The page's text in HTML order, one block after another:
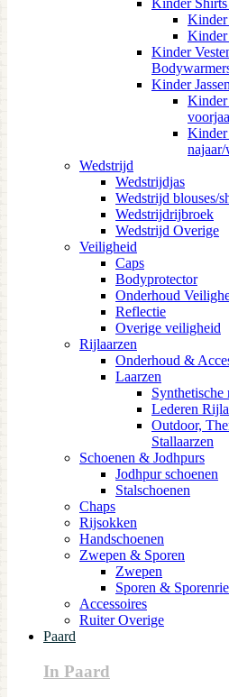
Kinder
Kinder
Kinder
Kinder
Kinder
Wedstrijd
Wedstrijdjas
Wedstrijd blouses/
Wedstrijdrijbroek
Wedstrijd Overige
Veiligheid
Caps
Bodyprotector
Onderhoud
Reflectie
Overige veiligheid
Rijlaarzen
Onderhoud &
Laarzen
Synthetische
Lederen
Outdoor,
Stallaarzen
Schoenen & Jodhpurs
Jodhpur schoenen
Stalschoenen
Chaps
Rijsokken
Handschoenen
Zwepen & Sporen
Zwepen
Sporen &
Accessoires
Ruiter Overige
Paard
In Paard